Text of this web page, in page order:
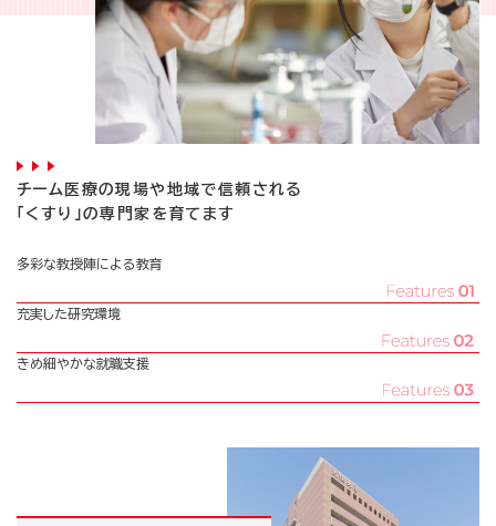
チーム医療の現場や地域で信頼される
「くすり」の専門家を育てます
多彩な教授陣による教育
充実した研究環境
きめ細やかな就職支援